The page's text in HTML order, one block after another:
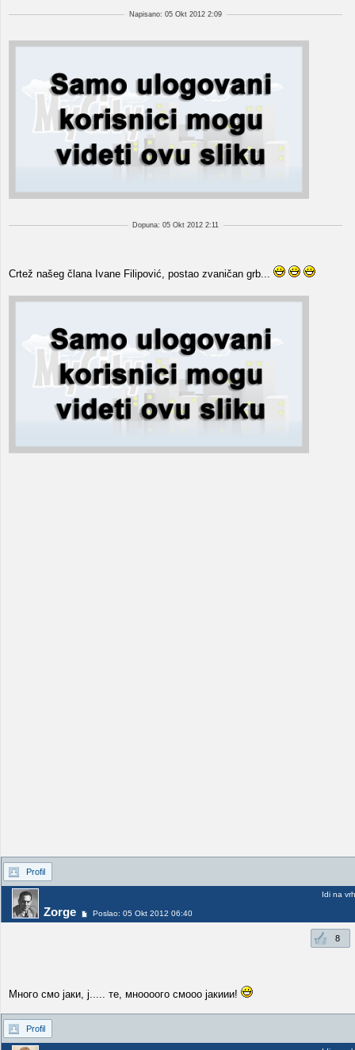
Napisano: 05 Okt 2012 2:09
Dopuna: 05 Okt 2012 2:11
Crtež našeg člana Ivane Filipović, postao zvaničan grb...
Profil
Zorge Poslao: 05 Okt 2012 06:40
Idi na vrh
8
Много смо јаки, ј..... те, мноооого смооо јакиии!
Profil